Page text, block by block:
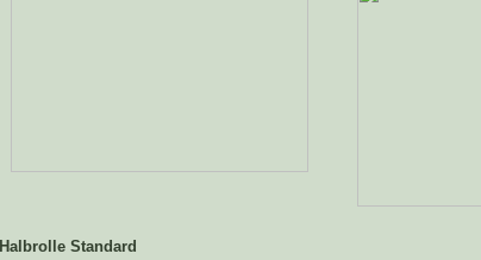
Halbrolle Standard